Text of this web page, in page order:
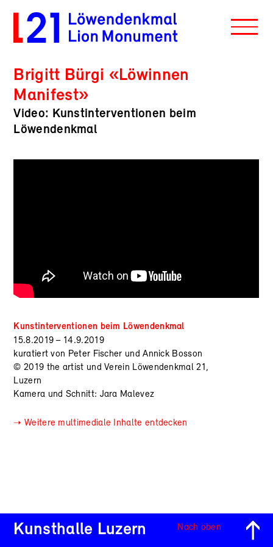
Brigitt Bürgi «Löwinnen
Manifest»
Video: Kunstinterventionen beim
Löwendenkmal
Kunstinterventionen beim Löwendenkmal
15.8.2019 – 14.9.2019
kuratiert von Peter Fischer und Annick Bosson
© 2019 the artist und Verein Löwendenkmal 21,
Luzern
Kamera und Schnitt: Jara Malevez
➝ Weitere multimediale Inhalte entdecken
Kunsthalle Luzern Nach oben